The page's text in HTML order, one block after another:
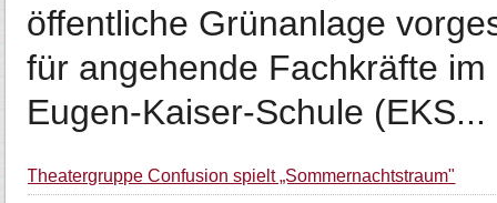
öffentliche Grünanlage
für angehende Fachkräfte
Eugen-Kaiser-Schule (EKS...
Theatergruppe Confusion spielt „Sommernachtstraum"